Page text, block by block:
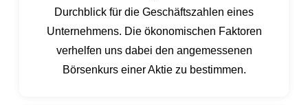
Durchblick für die Geschäftszahlen eines
Unternehmens. Die ökonomischen Faktoren
verhelfen uns dabei den angemessenen
Börsenkurs einer Aktie zu bestimmen.